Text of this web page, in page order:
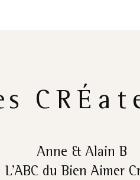
Anne & Alain B
L’ABC du Bien Aimer